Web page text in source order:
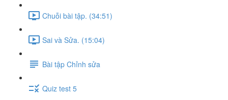
Chuỗi bài tập. (34:51)
Sai và Sửa. (15:04)
Bài tập Chỉnh sửa
Quiz test 5